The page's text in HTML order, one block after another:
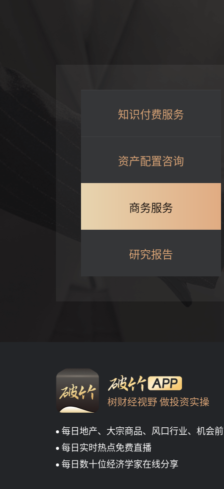
知识付费服务
资产配置咨询
商务服务
研究报告
每日地产、大宗商品、风口行业、机会
每日实时热点免费直播
每日数十位经济学家在线分享